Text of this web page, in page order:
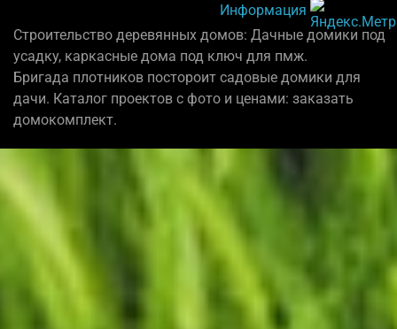
Информация
Строительство деревянных домов: Дачные домики под
усадку, каркасные дома под ключ для пмж.
Бригада плотников постороит садовые домики для
дачи. Каталог проектов с фото и ценами: заказать
домокомплект.